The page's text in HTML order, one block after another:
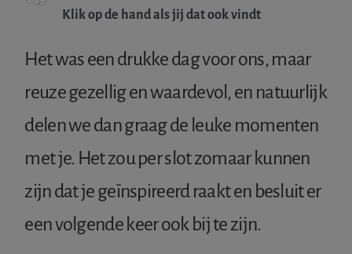
Klik op de hand als jij dat ook vindt
Het was een drukke dag voor ons, maar
reuze gezellig en waardevol, en natuurlijk
delen we dan graag de leuke momenten
met je. Het zou per slot zomaar kunnen
zijn dat je geïnspireerd raakt en besluit er
een volgende keer ook bij te zijn.